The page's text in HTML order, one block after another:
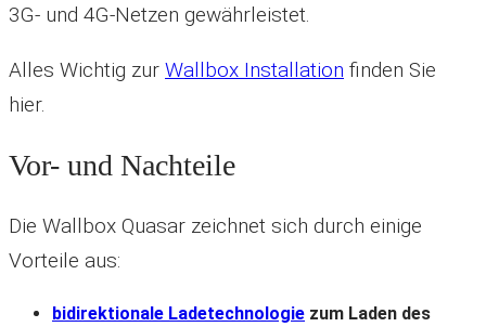
3G- und 4G-Netzen gewährleistet.
Alles Wichtig zur Wallbox Installation finden Sie
hier.
Vor- und Nachteile
Die Wallbox Quasar zeichnet sich durch einige
Vorteile aus:
bidirektionale Ladetechnologie zum Laden des